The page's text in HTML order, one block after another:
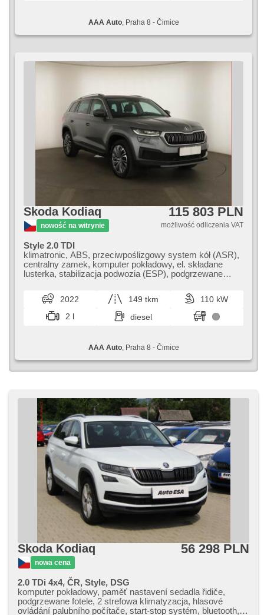
AAA Auto, Praha 8 - Čimice
Skoda Kodiaq
nowość na witrynie
115 803 PLN
możliwość odliczenia VAT
Style 2.0 TDI
klimatronic, ABS, przeciwpoślizgowy system kół (ASR),
centralny zamek, komputer pokładowy, el. składane
lusterka, stabilizacja podwozia (ESP), podgrzewane
opon, elektryczna regulacja foteli, podgrzewana
kierownica, asystent pasa ruchu, wspomaganie układu
kierowniczego, el. opuszczane szyby, relingi dachowe,
radio fabryczne, automat
2022 149 tkm
110 kW
2 l
diesel
AAA Auto, Praha 8 - Čimice
Skoda Kodiaq
nowa cena
56 298 PLN
2.0 TDi 4x4, ČR, Style, DSG
komputer pokładowy, paměť nastavení sedadla řidiče,
podgrzewane fotele, 2 strefowa klimatyzacja, hlasové
ovládání palubního počítače, start-stop systém, bluetooth,